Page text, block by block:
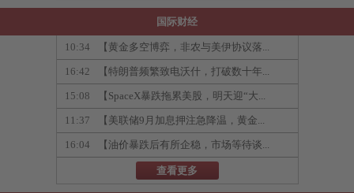
国际财经
10:34 【黄金多空博弈，非农与美伊协议落...
16:42 【特朗普频繁致电沃什，打破数十年...
15:08 【SpaceX暴跌拖累美股，明天迎“大...
11:37 【美联储9月加息押注急降温，黄金...
16:04 【油价暴跌后有所企稳，市场等待谈...
查看更多